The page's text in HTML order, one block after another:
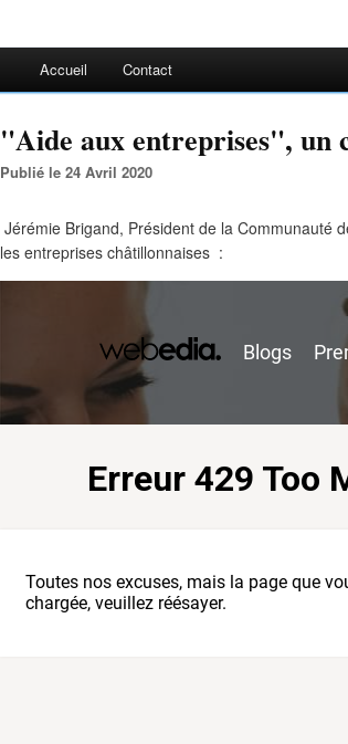
Accueil Contact
"Aide aux entreprises", un
Publié le 24 Avril 2020
Jérémie Brigand, Président de la Communauté
les entreprises châtillonnaises :